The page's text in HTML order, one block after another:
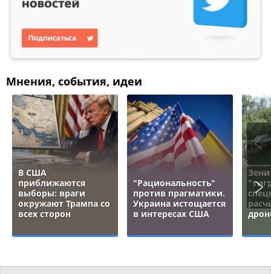
Мнения, события, идеи
В США
приближаются
выборы: враги
окружают Трампа со
всех сторон
"Рациональность"
против прагматики.
Украина истощается
в интересах США